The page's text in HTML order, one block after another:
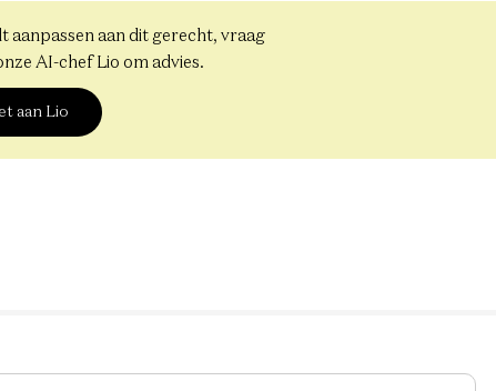
aanpassen aan dit gerecht, vraag
AI-chef Lio om advies.
aan Lio